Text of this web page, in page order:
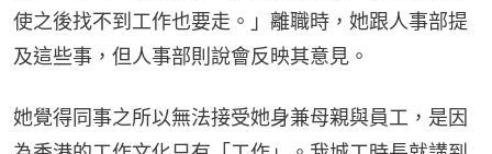
使之後找不到工作也要走。」離職時，她跟人事部提
及這些事，但人事部則說會反映其意見。
她覺得同事之所以無法接受她身兼母親與員工，是因